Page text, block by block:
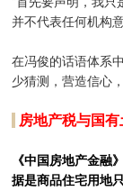
并不代表任何机构
在冯俊的话语体系
少猜测，营造信心
房地产税与国
《中国房地产金融
据是商品住宅用地